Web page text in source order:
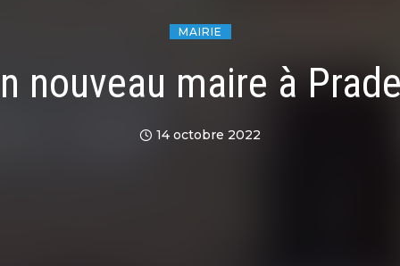
MAIRIE
nouveau maire à
14 octobre 2022